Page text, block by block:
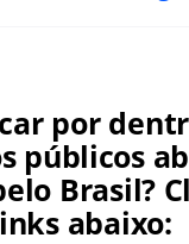
por
públicos
Brasil?
abaixo: